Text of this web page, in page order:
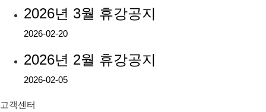
2026년 3월 휴강공지
2026-02-20
2026년 2월 휴강공지
2026-02-05
고객센터